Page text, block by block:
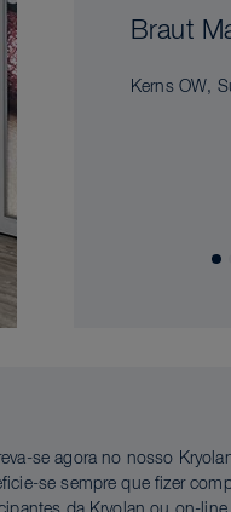
Braut
Kerns OW,
se agora no nosso
se sempre que fizer